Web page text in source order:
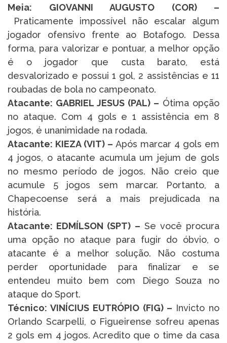
Meia: GIOVANNI AUGUSTO (COR) –
Praticamente impossível não escalar algum
jogador ofensivo frente ao Botafogo. Dessa
forma, para valorizar e pontuar, a melhor opção
é o jogador que custa barato, está
desvalorizado e possui 1 gol, 2 assistências e 11
roubadas de bola no campeonato.
Atacante: GABRIEL JESUS (PAL) – Ótima opção
no ataque. Com 4 gols e 1 assistência em 8
jogos, é unanimidade na rodada.
Atacante: KIEZA (VIT) – Após marcar 4 gols em
4 jogos, o atacante acumula um jejum de gols
no mesmo período de jogos. Não creio que
acumule 5 jogos sem marcar. Portanto, a
Chapecoense será a mais prejudicada na
história.
Atacante: EDMÍLSON (SPT) – Se você procura
uma opção no ataque para fugir do óbvio, o
atacante é a melhor solução. Não costuma
perder oportunidade para finalizar e se
entendeu muito bem com Diego Souza no
ataque do Sport.
Técnico: VINÍCIUS EUTRÓPIO (FIG) – Invicto no
Orlando Scarpelli, o Figueirense sofreu apenas
2 gols em 4 jogos. Acredito que o time da casa